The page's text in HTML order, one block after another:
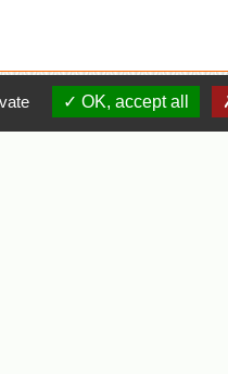
OK, accept all